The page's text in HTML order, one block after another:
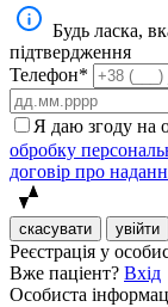
Будь ласка,
підтвердження
Телефон*
Я даю згоду на
обробку
договір про
скасувати увійти
Реєстрація у
Вже паціент? Вхід
Особиста